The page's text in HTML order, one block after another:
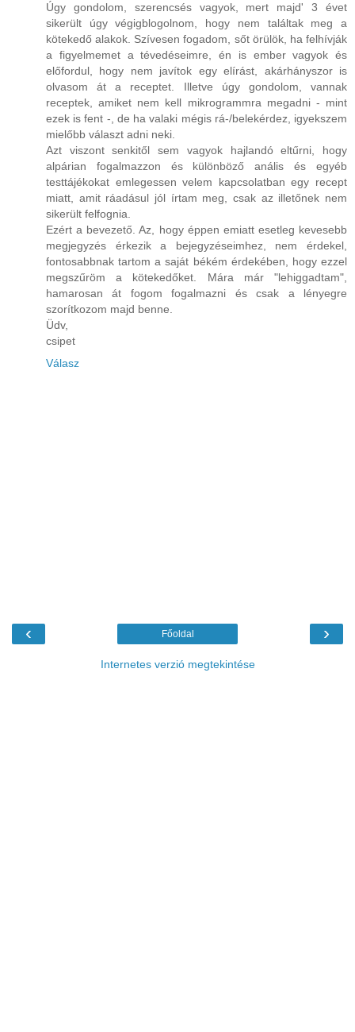
Úgy gondolom, szerencsés vagyok, mert majd' 3 évet
sikerült úgy végigblogolnom, hogy nem találtak meg a
kötekedő alakok. Szívesen fogadom, sőt örülök, ha felhívják
a figyelmemet a tévedéseimre, én is ember vagyok és
előfordul, hogy nem javítok egy elírást, akárhányszor is
olvasom át a receptet. Illetve úgy gondolom, vannak
receptek, amiket nem kell mikrogrammra megadni - mint
ezek is fent -, de ha valaki mégis rá-/belekérdez, igyekszem
mielőbb választ adni neki.
Azt viszont senkitől sem vagyok hajlandó eltűrni, hogy
alpárian fogalmazzon és különböző anális és egyéb
testtájékokat emlegessen velem kapcsolatban egy recept
miatt, amit ráadásul jól írtam meg, csak az illetőnek nem
sikerült felfognia.
Ezért a bevezető. Az, hogy éppen emiatt esetleg kevesebb
megjegyzés érkezik a bejegyzéseimhez, nem érdekel,
fontosabbnak tartom a saját békém érdekében, hogy ezzel
megszűröm a kötekedőket. Mára már "lehiggadtam",
hamarosan át fogom fogalmazni és csak a lényegre
szorítkozom majd benne.
Üdv,
csipet
Válasz
‹ ›
Főoldal
Internetes verzió megtekintése